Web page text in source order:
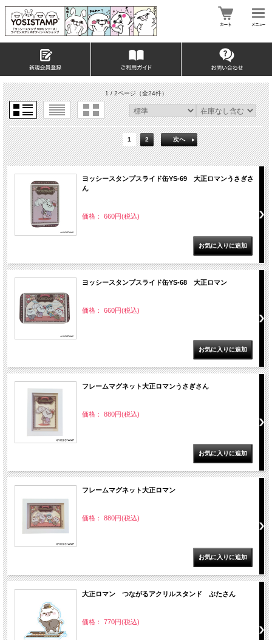
1 / 2ページ（全24件）
1 2 次へ
ヨッシースタンプスライド缶YS-69 大正ロマンうさぎさ
ん
価格： 660円(税込)
ヨッシースタンプスライド缶YS-68 大正ロマン
価格： 660円(税込)
フレームマグネット大正ロマンうさぎさん
価格： 880円(税込)
フレームマグネット大正ロマン
価格： 880円(税込)
大正ロマン つながるアクリルスタンド ぶたさん
価格： 770円(税込)